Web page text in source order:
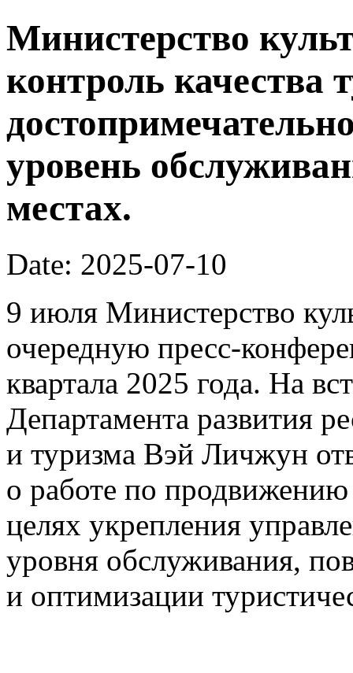
Министерство
контроль качества
уровень
местах.
Date: 2025-07-10
9 июля Министерство
очередную пресс-
квартала 2025 года. На
Департамента развития
и туризма Вэй Личжун
о работе по продвижению
целях укрепления
уровня обслуживания,
и оптимизации